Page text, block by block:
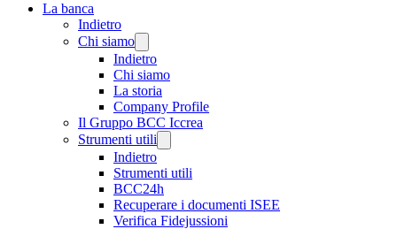
La banca
Indietro
Chi siamo
Indietro
Chi siamo
La storia
Company Profile
Il Gruppo BCC Iccrea
Strumenti utili
Indietro
Strumenti utili
BCC24h
Recuperare i documenti ISEE
Verifica Fidejussioni